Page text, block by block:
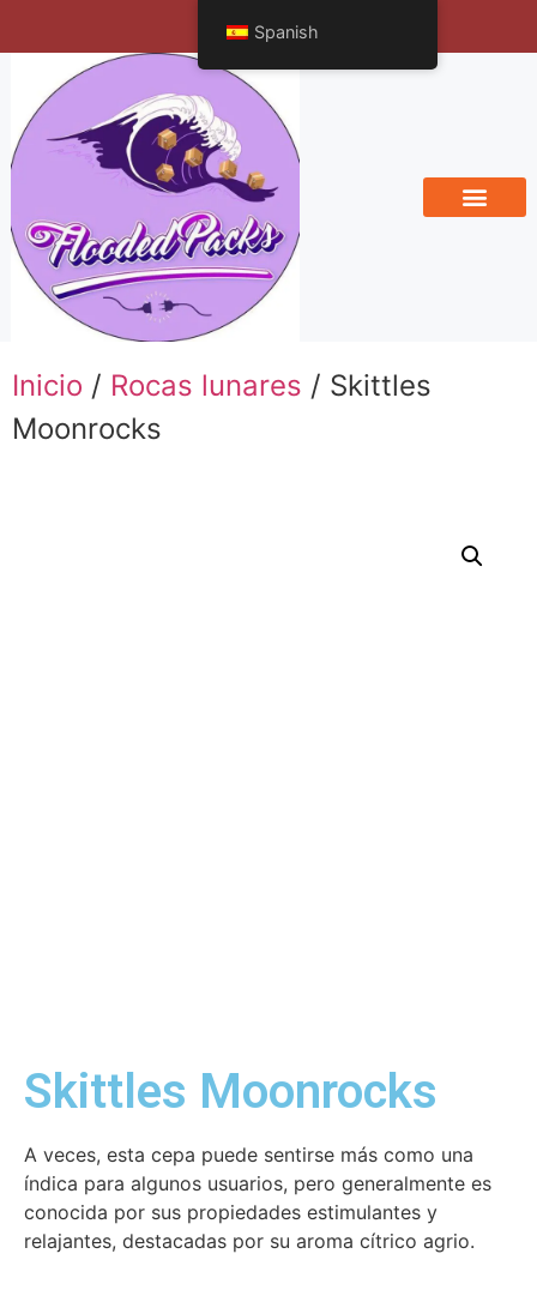
Bengals Vineyard
Inicio / Rocas lunares / Skittles
Moonrocks
Skittles Moonrocks
A veces, esta cepa puede sentirse más como una
índica para algunos usuarios, pero generalmente es
conocida por sus propiedades estimulantes y
relajantes, destacadas por su aroma cítrico agrio.
Spanish